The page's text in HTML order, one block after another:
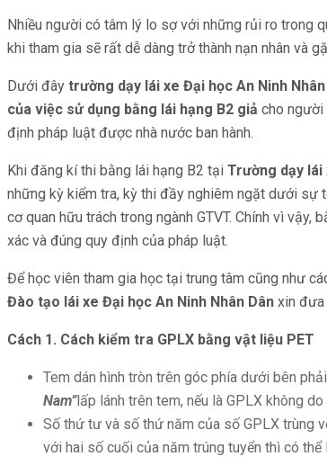
Nhiều người có tâm lý lo sợ với những rủi ro trong
khi tham gia sẽ rất dễ dàng trở thành nạn nhân và
Dưới đây trường dạy lái xe Đại học An Ninh
của việc sử dụng bằng lái hạng B2 giả cho người
định pháp luật được nhà nước ban hành.
Khi đăng kí thi bằng lái hạng B2 tại Trường dạy lái
những kỳ kiểm tra, kỳ thi đầy nghiêm ngặt dưới sự
cơ quan hữu trách trong ngành GTVT. Chính vì
xác và đúng quy định của pháp luật.
Để học viên tham gia học tại trung tâm cũng như
Đào tạo lái xe Đại học An Ninh Nhân Dân xin đưa
Cách 1. Cách kiểm tra GPLX bằng vật liệu PET
Tem dán hình tròn trên góc phía dưới bên
Nam”lấp lánh trên tem, nếu là GPLX không
Số thứ tư và số thứ năm của số GPLX trùng
với hai số cuối của năm trúng tuyển thì có